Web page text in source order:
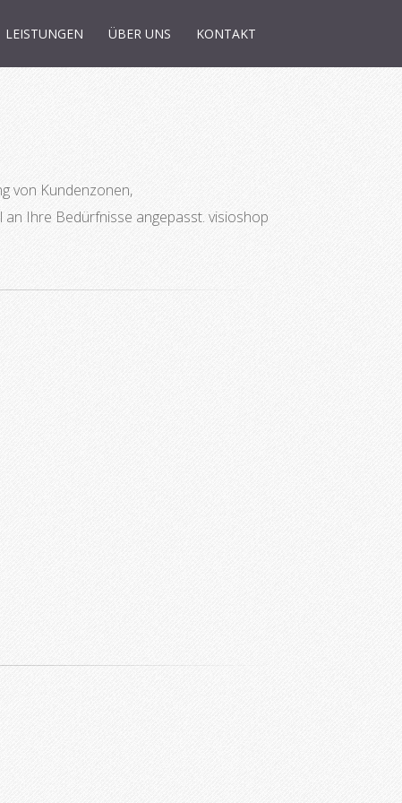
LEISTUNGEN ÜBER UNS KONTAKT
von Kundenzonen,
Ihre Bedürfnisse angepasst. visioshop